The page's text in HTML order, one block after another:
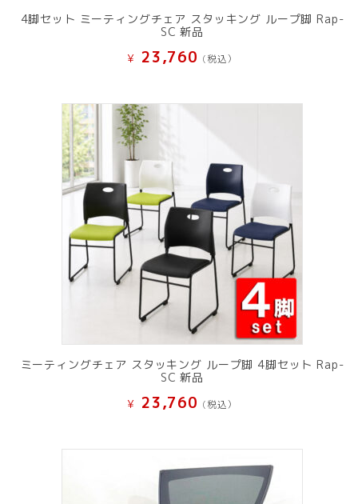
4脚セット ミーティングチェア スタッキング ループ脚 Rap-
SC 新品
¥ 23,760 (税込）
ミーティングチェア スタッキング ループ脚 4脚セット Rap-
SC 新品
¥ 23,760 (税込）